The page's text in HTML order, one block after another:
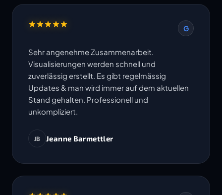
G
Sehr angenehme Zusammenarbeit.
Visualisierungen werden schnell und
zuverlässig erstellt. Es gibt regelmässig
Updates & man wird immer auf dem aktuellen
Stand gehalten. Professionell und
unkompliziert.
JB Jeanne Barmettler